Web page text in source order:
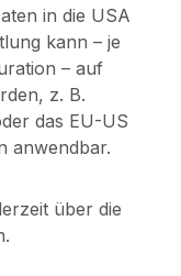
in die USA
kann – je
– auf
z. B.
das EU-US
anwendbar.
über die